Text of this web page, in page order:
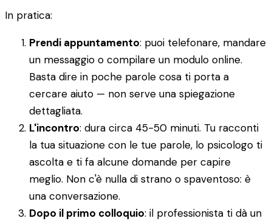
In pratica:
Prendi appuntamento: puoi telefonare, mandare
un messaggio o compilare un modulo online.
Basta dire in poche parole cosa ti porta a
cercare aiuto — non serve una spiegazione
dettagliata.
L'incontro: dura circa 45-50 minuti. Tu racconti
la tua situazione con le tue parole, lo psicologo ti
ascolta e ti fa alcune domande per capire
meglio. Non c'è nulla di strano o spaventoso: è
una conversazione.
Dopo il primo colloquio: il professionista ti dà un